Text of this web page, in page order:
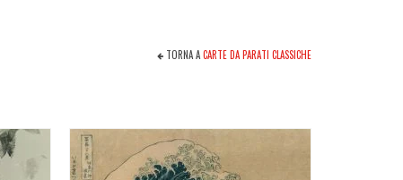
TORNA ACARTE DA PARATI CLASSICHE